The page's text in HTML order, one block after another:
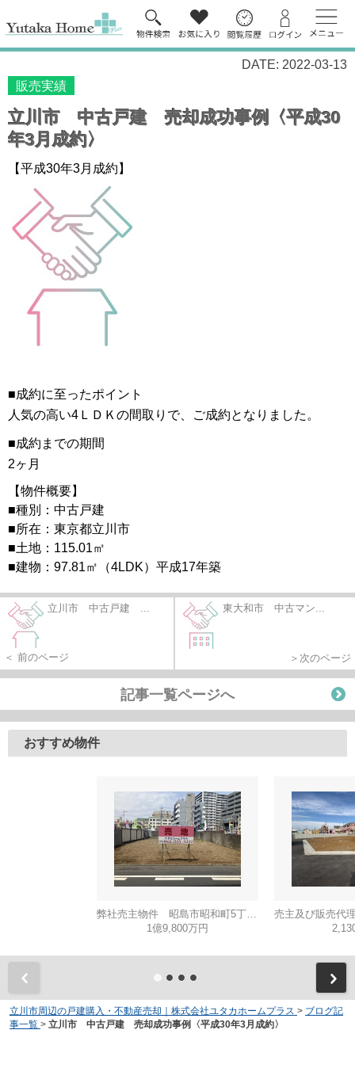
DATE: 2022-03-13
販売実績
立川市 中古戸建 売却成功事例〈平成30
年3月成約〉
【平成30年3月成約】
■成約に至ったポイント
人気の高い4ＬＤＫの間取りで、ご成約となりました。
■成約までの期間
2ヶ月
【物件概要】
■種別：中古戸建
■所在：東京都立川市
■土地：115.01㎡
■建物：97.81㎡（4LDK）平成17年築
立川市 中古戸建 ...
＜ 前のページ
東大和市 中古マン...
＞次のページ
記事一覧ページへ
おすすめ物件
弊社売主物件 昭島市昭和町5丁目 売地 【全1区画】
1億9,800万円
立川市周辺の戸建購入・不動産売却｜株式会社ユタカホームプラス > ブログ記
事一覧 > 立川市 中古戸建 売却成功事例〈平成30年3月成約〉